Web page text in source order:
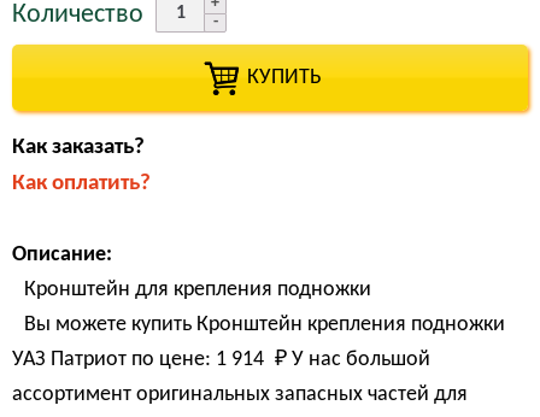
Количество
КУПИТЬ
Как заказать?
Как оплатить?
Описание:
Кронштейн для крепления подножки
Вы можете купить Кронштейн крепления подножки
УАЗ Патриот по цене: 1 914 ₽ У нас большой
ассортимент оригинальных запасных частей для